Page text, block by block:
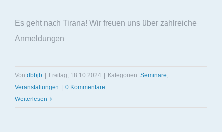
Es geht nach Tirana! Wir freuen uns über zahlreiche
Anmeldungen
Von dbbjb Freitag, 18.10.2024 Kategorien: Seminare,
Veranstaltungen
0 Kommentare
Weiterlesen